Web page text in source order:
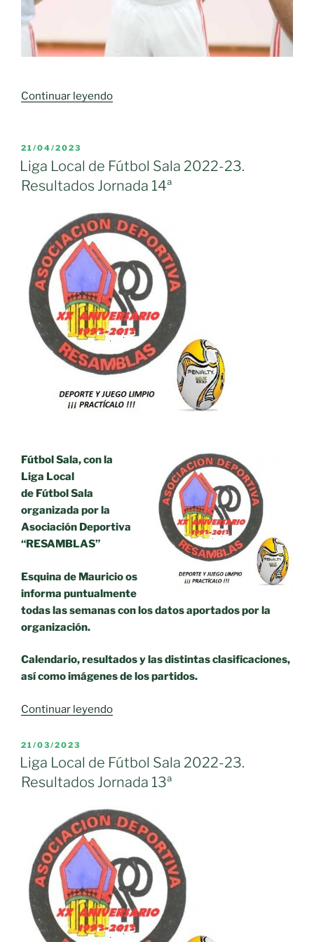
Continuar leyendo«Juanan
PUBLICADO
EL
21/04/2023
Liga Local de Fútbol Sala 2022-23.
Resultados Jornada 14ª
Fútbol Sala, con la
Liga Local
de Fútbol Sala
organizada por la
Asociación Deportiva
“RESAMBLAS”
Esquina de Mauricio os
informa puntualmente
todas las semanas con los datos aportados por la
organización.
Calendario, resultados y las distintas clasificaciones,
así como imágenes de los partidos.
Continuar leyendo«Liga
Fútbol
23.
Resultados
Jornada
14ª»
PUBLICADO
EL
21/03/2023
Liga Local de Fútbol Sala 2022-23.
Resultados Jornada 13ª